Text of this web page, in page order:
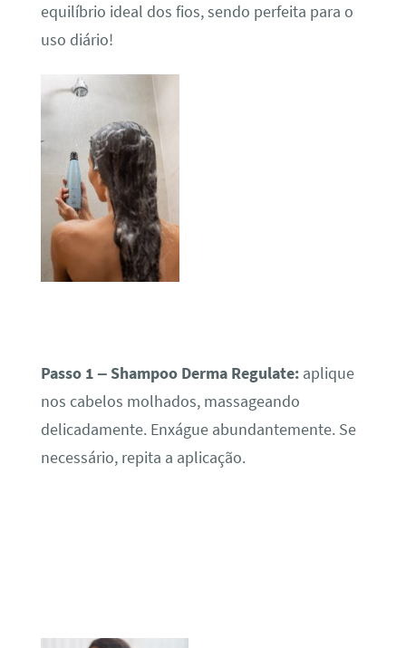
equilíbrio ideal dos fios,sendo perfeita para o
uso diário!
Passo 1 – Shampoo Derma Regulate:aplique
nos cabelos molhados, massageando
delicadamente. Enxágue abundantemente. Se
necessário, repita a aplicação.